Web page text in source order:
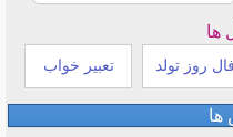
ها
فال روز تولد تعبیر خواب